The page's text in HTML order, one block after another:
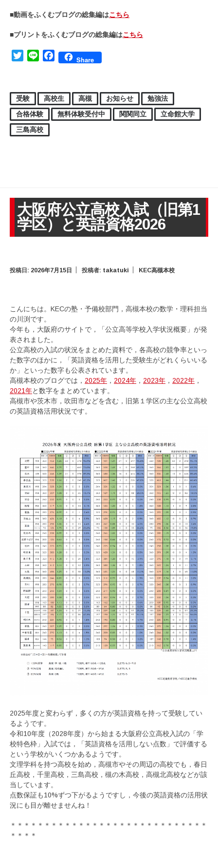
■動画をふくむブログの総集編はこちら
■プリントをふくむブログの総集編はこちら
TwitterLine FacebookShare
受験 高校生 高槻 お知らせ
勉強法
合格体験
無料体験受付中 関関同立
立命館大学
三島高校
大阪府公立高校入試（旧第1
学区）と英語資格2026
投稿日: 2026年7月15日 投稿者: takatuki KEC高槻本校
こんにちは。KECの塾・予備校部門，高槻本校の数学・理科担当
の川渕です。
今年も，大阪府のサイトで，「公立高等学校入学状況概要」が発
表されました。
公立高校の入試の状況をまとめた資料で，各高校の競争率といっ
た数字のほかに，「英語資格を活用した受験生がどれくらいいる
か」といった数字も公表されています。
高槻本校のブログでは， 2025年 ， 2024年 ， 2023年 ， 2022年 ，
2021年と数字をまとめています。
高槻市や茨木市，吹田市などを含む，旧第１学区の主な公立高校
の英語資格活用状況です。
2025年度と変わらず，多くの方が英語資格を持って受験してい
るようです。
令和10年度（2028年度）から始まる大阪府公立高校入試の「学
校特色枠」入試では，「英語資格を活用しない点数」で評価する
という学校がいくつかあるようです。
文理学科を持つ高校を始め，高槻市やその周辺の高校でも，春日
丘高校，千里高校，三島高校，槻の木高校，高槻北高校などが該
当しています。
点数保証も10%ずつ下がるようですし，今後の英語資格の活用状
況にも目が離せませんね！
＊＊＊＊＊＊＊＊＊＊＊＊＊＊＊＊＊＊＊＊＊＊＊＊＊＊＊＊＊
＊＊＊＊